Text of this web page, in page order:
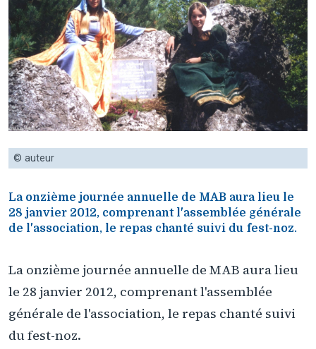
© auteur
La onzième journée annuelle de MAB aura lieu le
28 janvier 2012, comprenant l'assemblée générale
de l'association, le repas chanté suivi du fest-noz.
La onzième journée annuelle de MAB aura lieu
le 28 janvier 2012, comprenant l'assemblée
générale de l'association, le repas chanté suivi
du fest-noz.